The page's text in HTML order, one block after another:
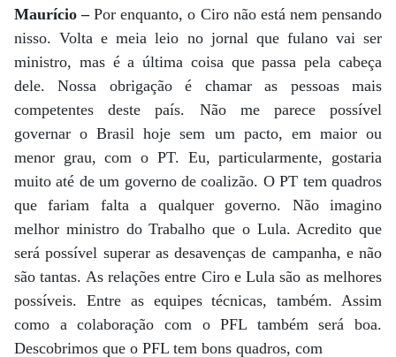
Maurício –Por enquanto, o Ciro não está nem pensando
nisso. Volta e meia leio no jornal que fulano vai ser
ministro, mas é a última coisa que passa pela cabeça
dele. Nossa obrigação é chamar as pessoas mais
competentes deste país. Não me parece possível
governar o Brasil hoje sem um pacto, em maior ou
menor grau, com o PT. Eu, particularmente, gostaria
muito até de um governo de coalizão. O PT tem quadros
que fariam falta a qualquer governo. Não imagino
melhor ministro do Trabalho que o Lula. Acredito que
será possível superar as desavenças de campanha, e não
são tantas. As relações entre Ciro e Lula são as melhores
possíveis. Entre as equipes técnicas, também. Assim
como a colaboração com o PFL também será boa.
Descobrimos que o PFL tem bons quadros, com